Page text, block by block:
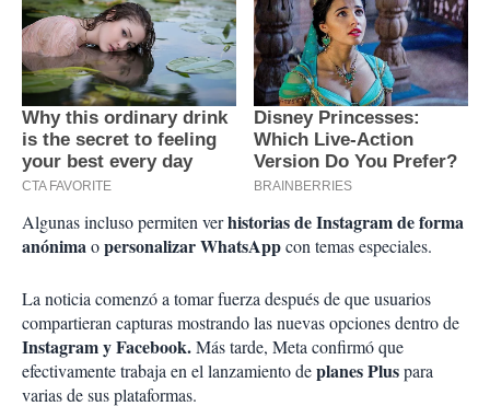
Algunas incluso permiten verhistorias de Instagram de forma
anónimaopersonalizar WhatsAppcon temas especiales.
La noticia comenzó a tomar fuerza después de que usuarios
compartieran capturas mostrando las nuevas opciones dentro de
Instagram y Facebook.Más tarde, Meta confirmó que
efectivamente trabaja en el lanzamiento deplanes Pluspara
varias de sus plataformas.